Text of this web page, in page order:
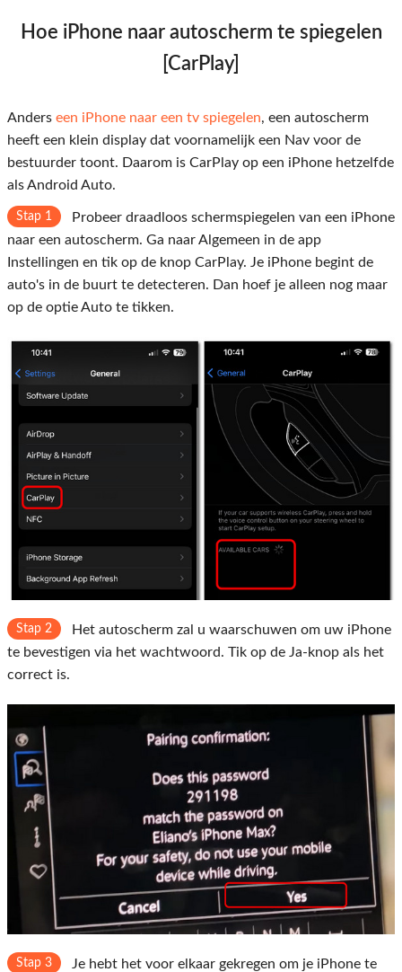
Hoe iPhone naar autoscherm te spiegelen
[CarPlay]
Anders een iPhone naar een tv spiegelen, een autoscherm
heeft een klein display dat voornamelijk een Nav voor de
bestuurder toont. Daarom is CarPlay op een iPhone hetzelfde
als Android Auto.
Stap 1
Probeer draadloos schermspiegelen van een iPhone
naar een autoscherm. Ga naar Algemeen in de app
Instellingen en tik op de knop CarPlay. Je iPhone begint de
auto's in de buurt te detecteren. Dan hoef je alleen nog maar
op de optie Auto te tikken.
Stap 2
Het autoscherm zal u waarschuwen om uw iPhone
te bevestigen via het wachtwoord. Tik op de Ja-knop als het
correct is.
Stap 3
Je hebt het voor elkaar gekregen om je iPhone te